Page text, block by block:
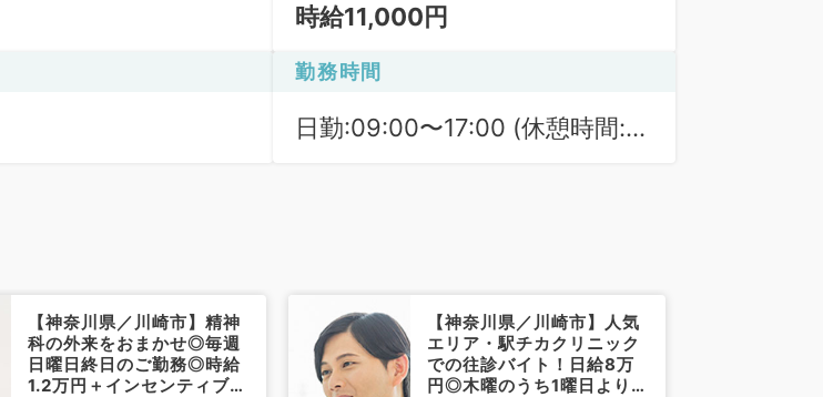
時給11,000円
勤務時間
日勤:09:00〜17:00 (休憩時間:
【神奈川県／川崎市】精神
科の外来をおまかせ◎毎週
日曜日終日のご勤務◎時給
1.2万円＋インセンティブ支
【神奈川県／川崎市】人気
エリア・駅チカクリニック
での往診バイト！日給8万
円◎木曜のうち1曜日より勤